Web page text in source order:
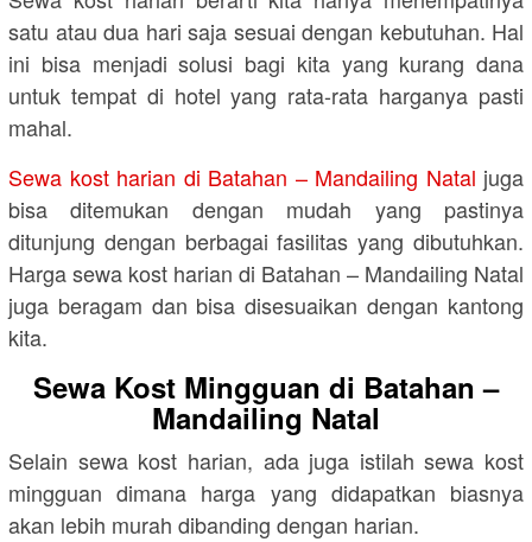
satu atau dua hari saja sesuai dengan kebutuhan. Hal
ini bisa menjadi solusi bagi kita yang kurang dana
untuk tempat di hotel yang rata-rata harganya pasti
mahal.
Sewa kost harian di Batahan – Mandailing Natal juga
bisa ditemukan dengan mudah yang pastinya
ditunjung dengan berbagai fasilitas yang dibutuhkan.
Harga sewa kost harian di Batahan – Mandailing Natal
juga beragam dan bisa disesuaikan dengan kantong
kita.
Sewa Kost Mingguan di Batahan –
Mandailing Natal
Selain sewa kost harian, ada juga istilah sewa kost
mingguan dimana harga yang didapatkan biasnya
akan lebih murah dibanding dengan harian.